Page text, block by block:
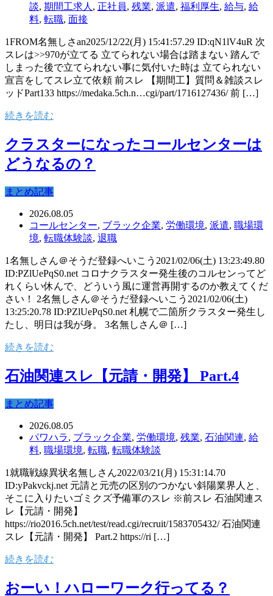
談, 期間工求人 , 正社員, 残業, 派遣, 福利厚生, 給与, 給
料, 転職, 面接
1FROM名無しさan2025/12/22(月) 15:41:57.29 ID:qN1lV4uR 次
スレは>>970が立てる 立てられない場合は踏まない 踏んで
しまった後で立てられない事に気付いた時は 立てられない
宣言をしてスレ立て依頼 前スレ 【期間工】質問＆雑談スレ
ッドPart133 https://medaka.5ch.n…cgi/part/1716127436/ 前 […]
続きを読む
クラスターになったコールセンターは
どうなるの？
まとめ記事
2026.08.05
コールセンター, ブラック企業, 労働環境, 派遣, 職場環
境, 転職体験談, 退職
1名無しさん＠そうだ登録へいこう2021/02/06(土) 13:23:49.80
ID:PZlUePqS0.net コロナクラスター発生後のコルセンってど
れくらい休んで、どういう風に運営再開するのか教えてくだ
さい！ 2名無しさん＠そうだ登録へいこう2021/02/06(土)
13:25:20.78 ID:PZlUePqS0.net 札幌で二箇所クラスター発生し
たし、明日は我が身。 3名無しさん＠ […]
続きを読む
石油関連スレ【元請・開発】 Part.4
まとめ記事
2026.08.05
パワハラ, ブラック企業, 労働環境, 残業, 石油関連, 給
料, 職場環境, 転職, 転職体験談
1就職戦線異状名無しさん2022/03/21(月) 15:31:14.70
ID:yPakvckj.net 元請と元売の区別のつかない斜陽業界人と、
そこに入りたいゴミクズ予備軍のスレ ※前スレ 石油関連ス
レ【元請・開発】
https://rio2016.5ch.net/test/read.cgi/recruit/1583705432/ 石油関連
スレ【元請・開発】 Part.2 https://ri […]
続きを読む
おーい！ハローワーク行ってる？